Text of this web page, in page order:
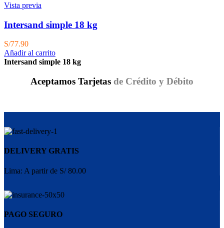
Vista previa
Intersand simple 18 kg
S/77.90
Añadir al carrito
Intersand simple 18 kg
Aceptamos Tarjetas de Crédito y Débito
DELIVERY GRATIS
Lima: A partir de S/ 80.00
PAGO SEGURO